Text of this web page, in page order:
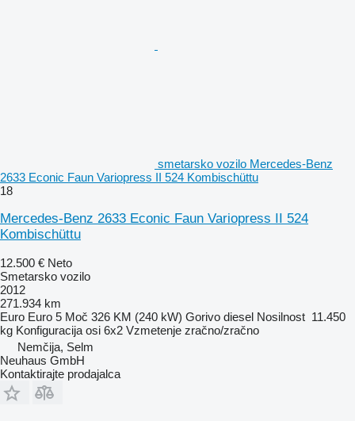
smetarsko vozilo Mercedes-Benz
2633 Econic Faun Variopress II 524 Kombischüttu
18
Mercedes-Benz 2633 Econic Faun Variopress II 524
Kombischüttu
12.500 € Neto
Smetarsko vozilo
2012
271.934 km
Euro Euro 5 Moč 326 KM (240 kW) Gorivo diesel Nosilnost 11.450
kg Konfiguracija osi 6x2 Vzmetenje zračno/zračno
Nemčija, Selm
Neuhaus GmbH
Kontaktirajte prodajalca